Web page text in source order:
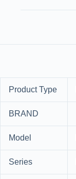
Product Type
BRAND
Model
Series